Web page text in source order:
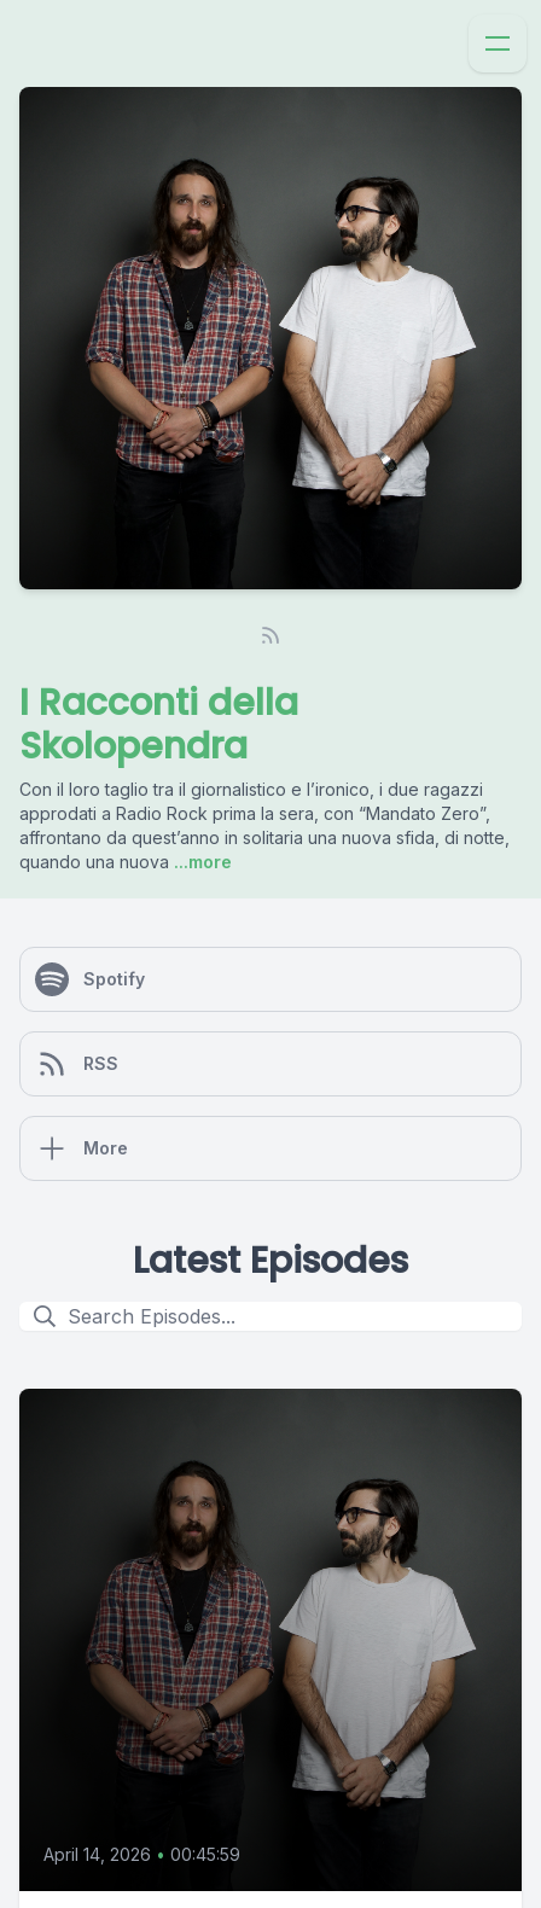
I Racconti della
Skolopendra
Con il loro taglio tra il giornalistico e l’ironico, i due ragazzi
approdati a Radio Rock prima la sera, con “Mandato Zero”,
affrontano da quest’anno in solitaria una nuova sfida, di notte,
quando una nuova ...more
Spotify
RSS
More
Latest Episodes
April 14, 2026 • 00:45:59